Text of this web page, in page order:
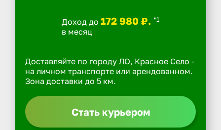
Доход до 172 980 ₽. *1
в месяц
Доставляйте по городу ЛО, Красное Село -
на личном транспорте или арендованном.
Зона доставки до 5 км.
Стать курьером